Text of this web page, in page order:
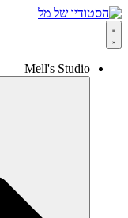
Mell's Studio